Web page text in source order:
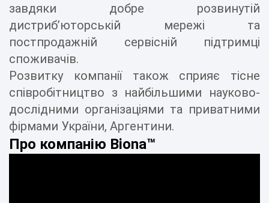
завдяки добре розвинутій
дистриб’юторській мережі та
постпродажнiй сервісній підтримці
споживачів.
Розвитку компанії також сприяє тісне
співробітництво з найбільшими науково-
дослідними організаціями та приватними
фірмами України, Аргентини.
Про компанію Biona™